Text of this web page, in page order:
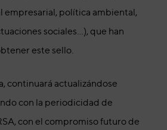
empresarial, política ambiental,
sociales…), que han
este sello.
continuará actualizándose
con la periodicidad de
con el compromiso futuro de